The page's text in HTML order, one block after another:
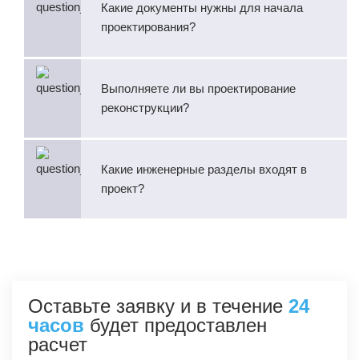
Какие документы нужны для начала
проектирования?
Выполняете ли вы проектирование
реконструкции?
Какие инженерные разделы входят в
проект?
Оставьте заявку и в течение 24
часов будет предоставлен
расчет